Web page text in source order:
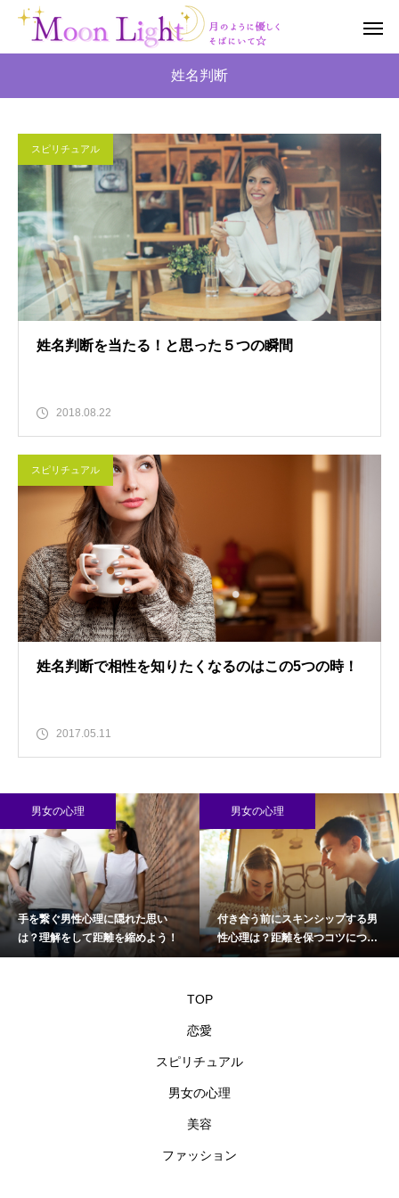
姓名判断
スピリチュアル
姓名判断を当たる！と思った５つの瞬間
2018.08.22
スピリチュアル
姓名判断で相性を知りたくなるのはこの5つの時！
2017.05.11
男女の心理
手を繋ぐ男性心理に隠れた思い
は？理解をして距離を縮めよう！
男女の心理
付き合う前にスキンシップする男
性心理は？距離を保つコツについ
て
TOP
恋愛
スピリチュアル
男女の心理
美容
ファッション